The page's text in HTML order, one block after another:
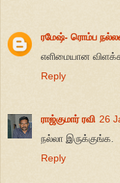
ரமேஷ்- ரொம்ப
எளிமையான
Reply
ராஜ்குமார் ரவி 26
நல்லா இருக்குங்க.
Reply